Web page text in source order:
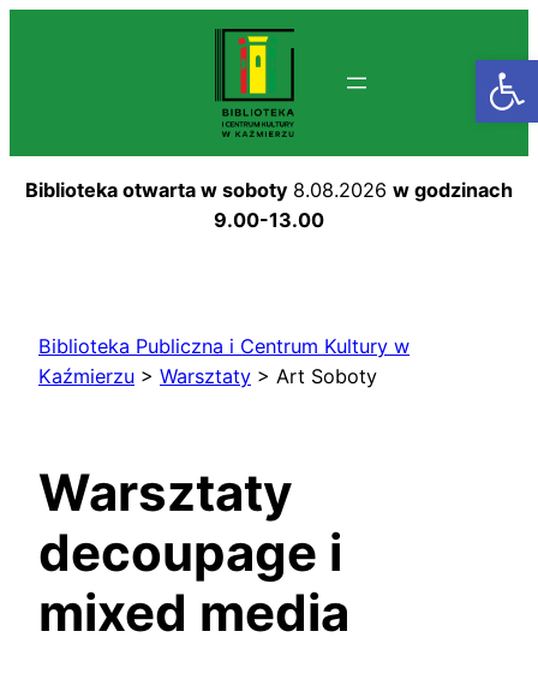
Biblioteka otwarta w soboty 8.08.2026 w godzinach
9.00-13.00
Biblioteka Publiczna i Centrum Kultury w
Kaźmierzu > Warsztaty > Art Soboty
Warsztaty
decoupage i
mixed media